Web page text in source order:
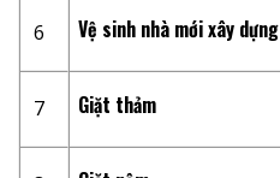
6 Vệ sinh nhà mới xây dựng
7 Giặt thảm